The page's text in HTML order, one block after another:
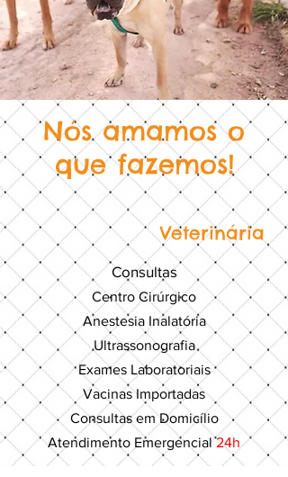
Nós amamos o
que fazemos!
Veterinária
Consultas
Centro Cirúrgico
Anestesia Inalatória
Ultrassonografia
Exames Laboratoriais
Vacinas Importadas
Consultas em Domicílio
Atendimento Emergencial24h